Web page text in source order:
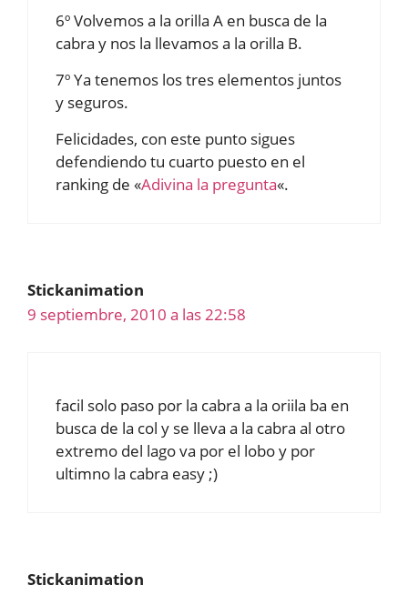
6º Volvemos a la orilla A en busca de la
cabra y nos la llevamos a la orilla B.
7º Ya tenemos los tres elementos juntos
y seguros.
Felicidades, con este punto sigues
defendiendo tu cuarto puesto en el
ranking de «Adivina la pregunta«.
Stickanimation
9 septiembre, 2010 a las 22:58
facil solo paso por la cabra a la oriila ba en
busca de la col y se lleva a la cabra al otro
extremo del lago va por el lobo y por
ultimno la cabra easy ;)
Stickanimation